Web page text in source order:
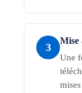
3
Mise
Une